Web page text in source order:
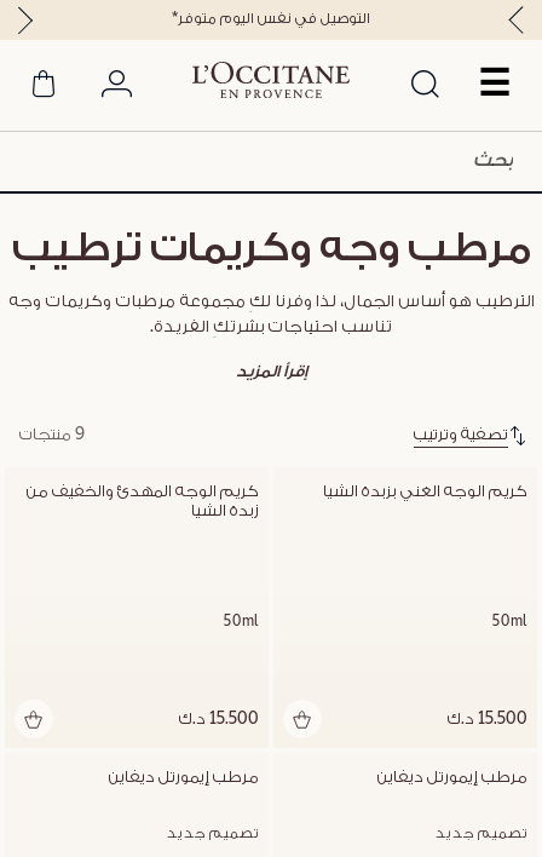
☰
*التوصيل في نفس اليوم متوفر
مرطب وجه وكريمات ترطيب
الترطيب هو أساس الجمال، لذا وفرنا لكِ مجموعة مرطبات وكريمات وجه
تناسب احتياجات بشرتكِ الفريدة.
إقرأ المزيد
تصفية وترتيب 9 منتجات
كريم الوجه الغني بزبدة الشيا
50ml
15.500 د.ك
زبدة الشيا
50ml
15.500 د.ك
مرطب إيمورتل ديفاين
تصميم جديد
مرطب إيمورتل ديفاين
تصميم جديد